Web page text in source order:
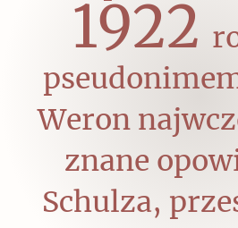
1922
Weron
znane
Schulza,